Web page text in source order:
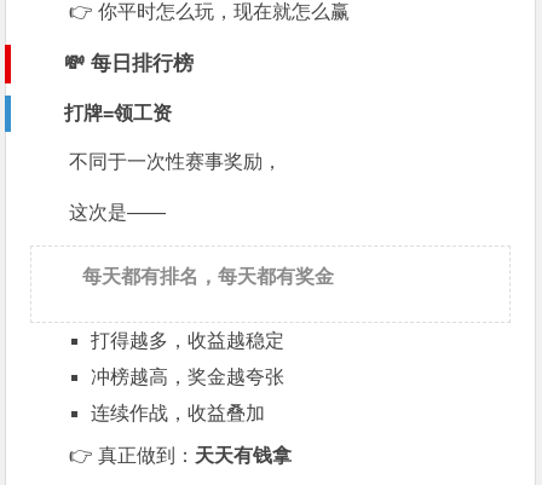
👉 你平时怎么玩，现在就怎么赢
💸 每日排行榜
打牌=领工资
不同于一次性赛事奖励，
这次是——
每天都有排名，每天都有奖金
打得越多，收益越稳定
冲榜越高，奖金越夸张
连续作战，收益叠加
👉 真正做到： 天天有钱拿